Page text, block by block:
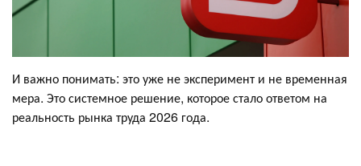
И важно понимать: это уже не эксперимент и не временная
мера. Это системное решение, которое стало ответом на
реальность рынка труда 2026 года.